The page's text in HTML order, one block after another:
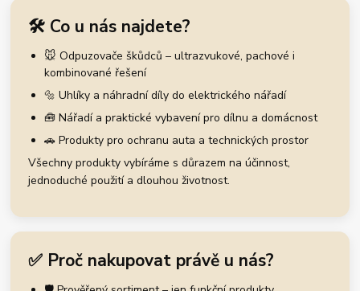
🛠️ Co u nás najdete?
🐭 Odpuzovače škůdců – ultrazvukové, pachové i
kombinované řešení
🔩 Uhlíky a náhradní díly do elektrického nářadí
🧰 Nářadí a praktické vybavení pro dílnu a domácnost
🚗 Produkty pro ochranu auta a technických prostor
Všechny produkty vybíráme s důrazem na účinnost,
jednoduché použití a dlouhou životnost.
✅ Proč nakupovat právě u nás?